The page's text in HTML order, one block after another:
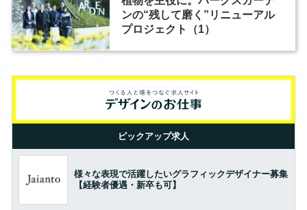
ンの“残して磨く”リニューアル
プロジェクト（1）
ピックアップ求人
様々な表現で活躍したいグラフィックデザイナー募集
【経験者優遇・新卒も可】